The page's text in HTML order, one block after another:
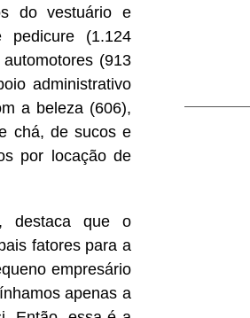
do vestuário e
pedicure (1.124
(913
administrativo
a beleza (606),
chá, de sucos e
por locação de
destaca que o
fatores para a
empresário
apenas a